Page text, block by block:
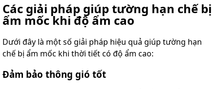
Các giải pháp giúp tường hạn chế bị
ẩm mốc khi độ ẩm cao
Dưới đây là một số giải pháp hiệu quả giúp tường hạn
chế bị ẩm mốc khi thời tiết có độ ẩm cao:
Đảm bảo thông gió tốt